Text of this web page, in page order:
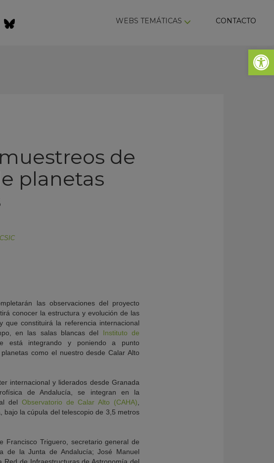
Abrir
Bluesky WEBS TEMÁTICAS CONTACTO
de
planetas
las observaciones del proyecto
conocer la estructura y evolución de las
constituirá la referencia internacional
en las salas blancas del Instituto de
está integrando y poniendo a punto
como el nuestro desde Calar Alto
internacional y liderados desde Granada
de Andalucía, se integran en la
del Observatorio de Calar Alto (CAHA)
la cúpula del telescopio de 3,5 metros
Francisco Triguero, secretario general de
de la Junta de Andalucía; José Manuel